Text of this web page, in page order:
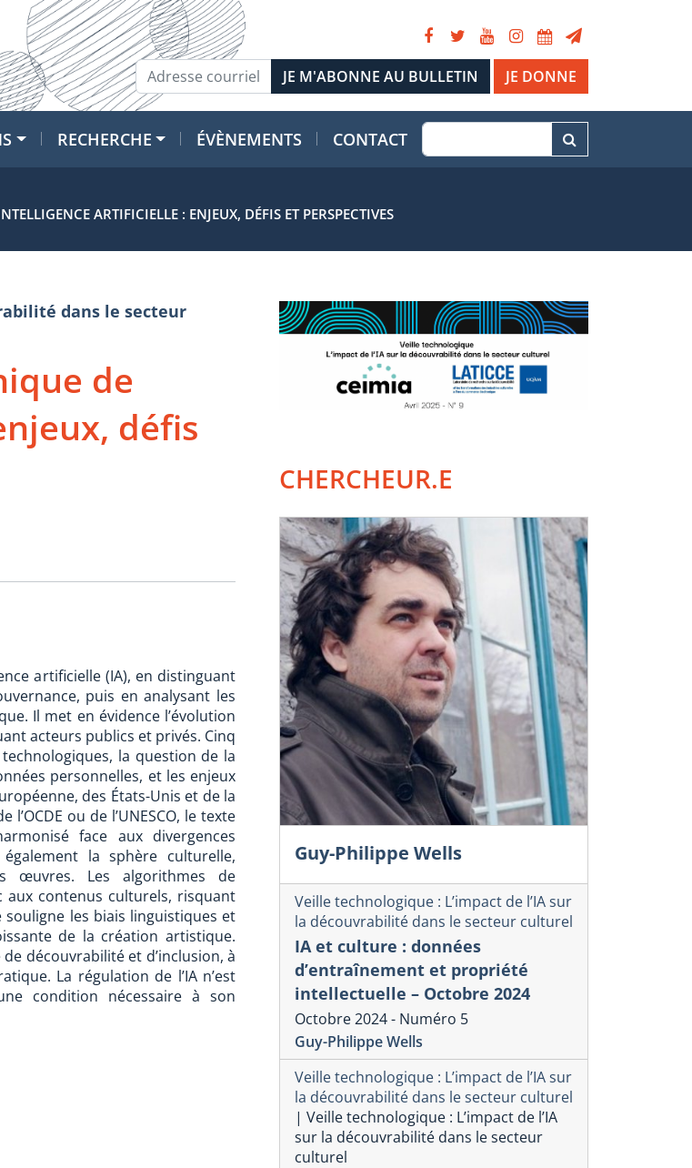
JE DONNE
RECHERCHE ÉVÈNEMENTS CONTACT
ARTIFICIELLE : ENJEUX, DÉFIS ET PERSPECTIVES
dans le secteur
de
défis
artificielle (IA), en distinguant
puis en analysant les
Il met en évidence l’évolution
acteurs publics et privés. Cinq
la question de la
personnelles, et les enjeux
des États-Unis et de la
ou de l’UNESCO, le texte
face aux divergences
la sphère culturelle,
œuvres. Les algorithmes de
aux contenus culturels, risquant
les biais linguistiques et
de la création artistique.
découvrabilité et d’inclusion, à
La régulation de l’IA n’est
condition nécessaire à son
CHERCHEUR.E
Guy-Philippe Wells
Veille technologique : L’impact de l’IA sur
la découvrabilité dans le secteur culturel
IA et culture : données
d’entraînement et propriété
intellectuelle – Octobre 2024
Octobre 2024 - Numéro 5
Guy-Philippe Wells
Veille technologique : L’impact de l’IA sur
la découvrabilité dans le secteur culturel
| Veille technologique : L’impact de l’IA
sur la découvrabilité dans le secteur
culturel